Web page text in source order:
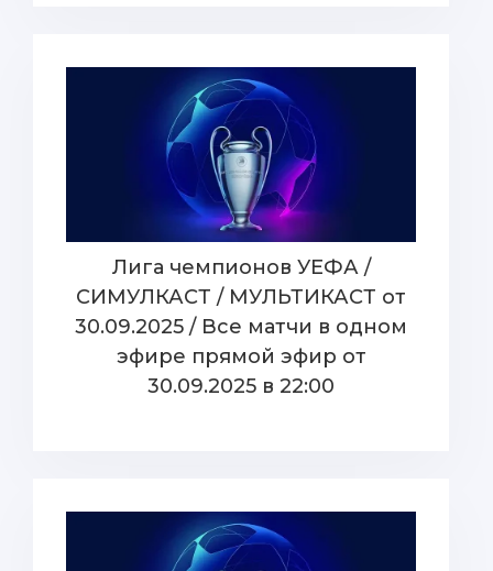
Лига чемпионов УЕФА /
СИМУЛКАСТ / МУЛЬТИКАСТ от
30.09.2025 / Все матчи в одном
эфире прямой эфир от
30.09.2025 в 22:00